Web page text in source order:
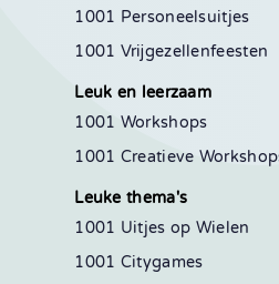
1001 Personeelsuitjes
1001 Vrijgezellenfeesten
Leuk en leerzaam
1001 Workshops
1001 Creatieve
Leuke thema's
1001 Uitjes op Wielen
1001 Citygames